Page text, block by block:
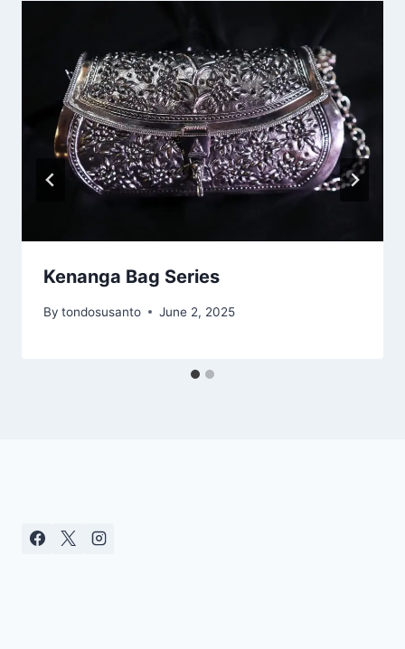
Kenanga Bag Series
By tondosusanto June 2, 2025